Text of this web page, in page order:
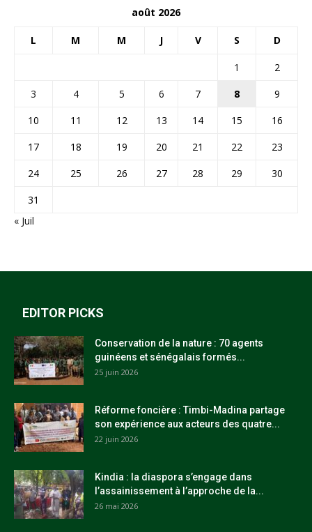
août 2026
L M M J V S D
1
2
3
4 5 6 7 8
9
10
11 12 13 14 15
16
17
18 19 20 21 22
23
24
25 26 27 28 29
30
31
« Juil
EDITOR PICKS
Conservation de la nature : 70 agents
guinéens et sénégalais formés...
25 juin 2026
Réforme foncière : Timbi-Madina partage
son expérience aux acteurs des quatre...
22 juin 2026
Kindia : la diaspora s’engage dans
l’assainissement à l’approche de la...
26 mai 2026